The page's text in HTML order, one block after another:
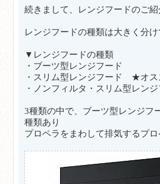
続きまして、レンジフードのご
レンジフードの種類は大きく分
▼レンジフードの種類
・ブーツ型レンジフード
・スリム型レンジフード ★オス
・ノンフィルタ・スリム型レンジ
3種類の中で、ブーツ型レンジフ
種類あり
プロペラをまわして排気するプ